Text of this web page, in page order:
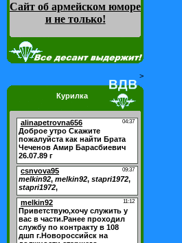
Сайт об армейском юморе
и не только!
>
Курилка